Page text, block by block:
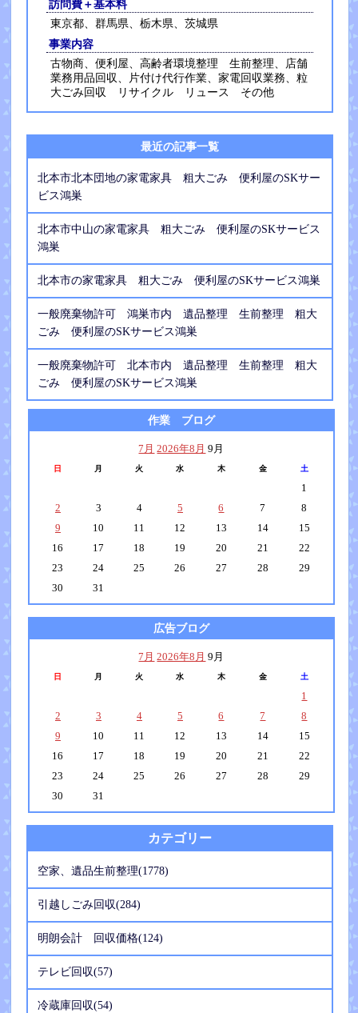
訪問費＋基本料
東京都、群馬県、栃木県、茨城県
事業内容
古物商、便利屋、高齢者環境整理 生前整理、店舗
業務用品回収、片付け代行作業、家電回収業務、粒
大ごみ回収 リサイクル リュース その他
最近の記事一覧
北本市北本団地の家電家具 粗大ごみ 便利屋のSKサー
ビス鴻巣
北本市中山の家電家具 粗大ごみ 便利屋のSKサービス
鴻巣
北本市の家電家具 粗大ごみ 便利屋のSKサービス鴻巣
一般廃棄物許可 鴻巣市内 遺品整理 生前整理 粗大
ごみ 便利屋のSKサービス鴻巣
一般廃棄物許可 北本市内 遺品整理 生前整理 粗大
ごみ 便利屋のSKサービス鴻巣
作業 ブログ
7月 2026年8月 9月
日 月 火 水 木 金 土
1
2
3 4 5 6 7
8
9
10 11 12 13 14
15
16
17 18 19 20 21
22
23
24 25 26 27 28
29
30
31
広告ブログ
7月 2026年8月 9月
日 月 火 水 木 金 土
1
2
3 4 5 6 7
8
9
10 11 12 13 14
15
16
17 18 19 20 21
22
23
24 25 26 27 28
29
30
31
カテゴリー
空家、遺品生前整理(1778)
引越しごみ回収(284)
明朗会計 回収価格(124)
テレビ回収(57)
冷蔵庫回収(54)